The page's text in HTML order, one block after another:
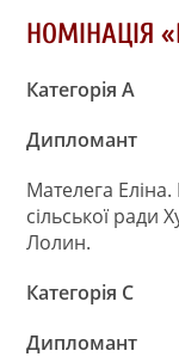
НОМІНАЦІЯ
Категорія А
Дипломант
Мателега
сільської ради
Лолин.
Категорія С
Дипломант